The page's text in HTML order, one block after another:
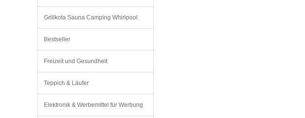
Grillkota Sauna Camping Whirlpool
Bestseller
Freizeit und Gesundheit
Teppich & Läufer
Elektronik & Werbemittel für Werbung